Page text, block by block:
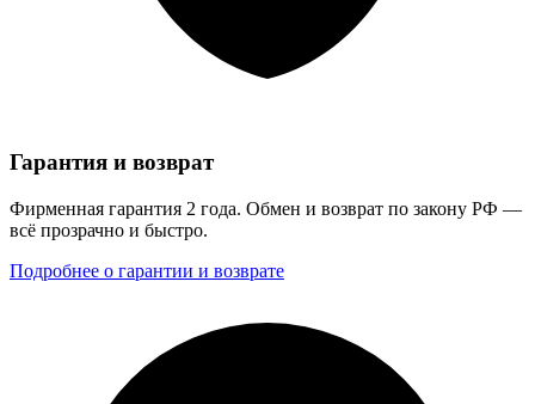
Гарантия и возврат
Фирменная гарантия 2 года. Обмен и возврат по закону РФ —
всё прозрачно и быстро.
Подробнее о гарантии и возврате